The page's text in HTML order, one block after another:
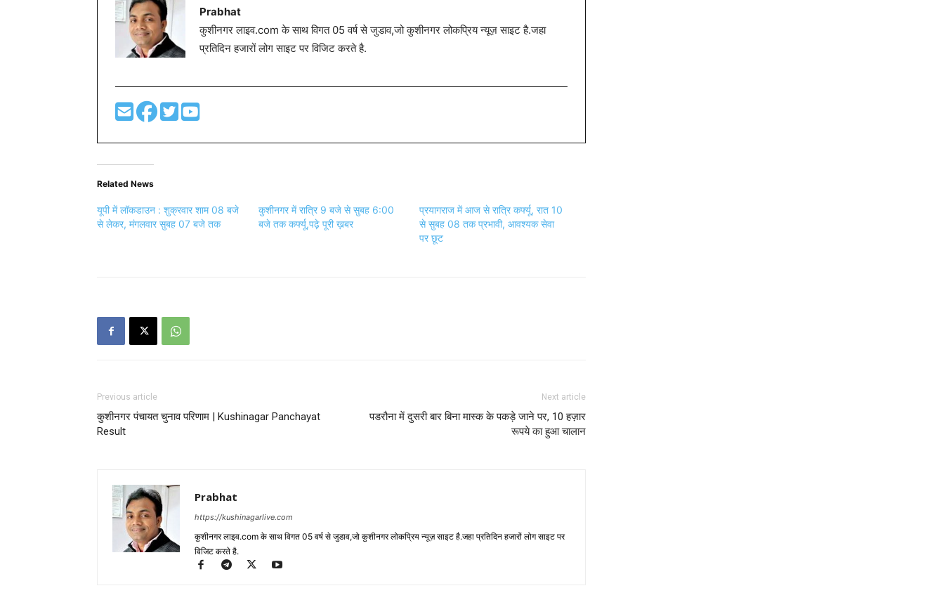
Prabhat
कुशीनगर लाइव.com के साथ विगत 05 वर्ष से जुडाव,जो कुशीनगर लोकप्रिय न्यूज़ साइट है.जहा
प्रतिदिन हजारों लोग साइट पर विजिट करते है.
Related News
यूपी में लॉकडाउन : शुक्रवार शाम 08 बजे
से लेकर, मंगलवार सुबह 07 बजे तक
कुशीनगर में रात्रि 9 बजे से सुबह 6:00
बजे तक कर्फ्यू,पढ़े पूरी ख़बर
प्रयागराज में आज से रात्रि कर्फ्यू, रात 10
से सुबह 08 तक प्रभावी, आवश्यक सेवा
पर छूट
Previous article
कुशीनगर पंचायत चुनाव परिणाम | Kushinagar Panchayat
Result
Next article
पडरौना में दुसरी बार बिना मास्क के पकड़े जाने पर, 10 हज़ार
रूपये का हुआ चालान
Prabhat
https://kushinagarlive.com
कुशीनगर लाइव.com के साथ विगत 05 वर्ष से जुडाव,जो कुशीनगर लोकप्रिय न्यूज़ साइट है.जहा प्रतिदिन हजारों लोग साइट पर
विजिट करते है.